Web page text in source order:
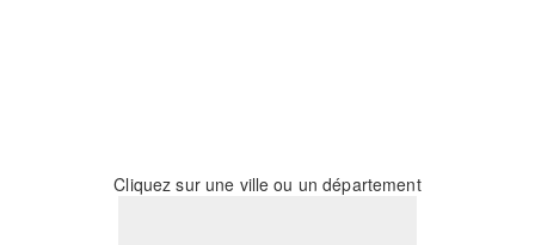
Cliquez sur une ville ou un département